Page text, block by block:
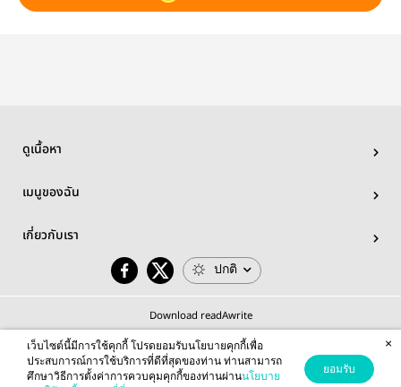
ดูเนื้อหา
เมนูของฉัน
เกี่ยวกับเรา
ปกติ
Download readAwrite
© 2026 readAwrite.com by MEB Corporation Public Company Limited
เว็บไซต์นี้มีการใช้คุกกี้ โปรดยอมรับนโยบายคุกกี้เพื่อ
ประสบการณ์การใช้บริการที่ดีที่สุดของท่าน ท่านสามารถ
ศึกษาวิธีการตั้งค่าการควบคุมคุกกี้ของท่านผ่านนโยบาย
ยอมรับ
×